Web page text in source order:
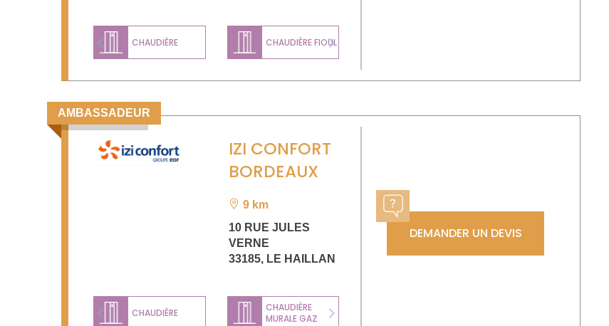
CHAUDIÈRE CHAUDIÈRE FIOUL
Previous Next
AMBASSADEUR
IZI CONFORT
BORDEAUX
9 km
10 RUE JULES
VERNE
33185, LE HAILLAN
CHAUDIÈRE
CHAUDIÈRE
MURALE GAZ
Previous Next
DEMANDER UN DEVIS